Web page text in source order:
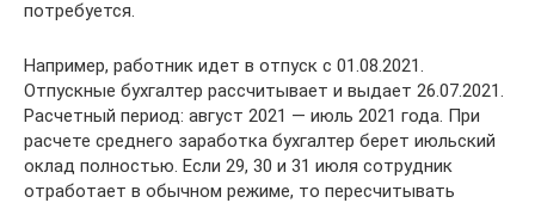
потребуется.
Например, работник идет в отпуск с 01.08.2021.
Отпускные бухгалтер рассчитывает и выдает 26.07.2021.
Расчетный период: август 2021 — июль 2021 года. При
расчете среднего заработка бухгалтер берет июльский
оклад полностью. Если 29, 30 и 31 июля сотрудник
отработает в обычном режиме, то пересчитывать